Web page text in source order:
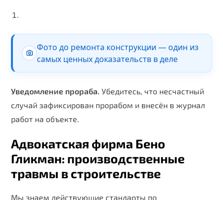
Фото до ремонта конструкции — один из
самых ценных доказательств в деле
Уведомление прораба.Убедитесь, что несчастный
случай зафиксирован прорабом и внесён в журнал
работ на объекте.
Адвокатская фирма Бено
Гликман: производственные
травмы в строительстве
Мы знаем действующие стандарты по